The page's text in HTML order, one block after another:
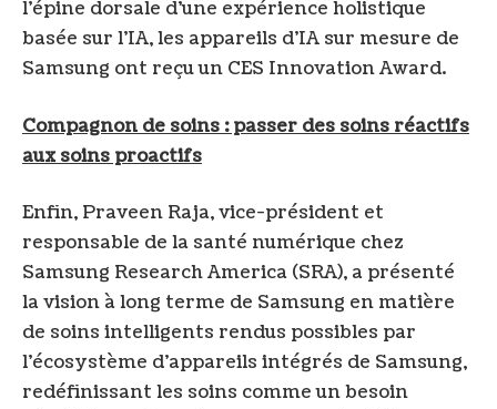
l’épine dorsale d’une expérience holistique
basée sur l’IA, les appareils d’IA sur mesure de
Samsung ont reçu un CES Innovation Award.
Compagnon de soins : passer des soins réactifs
aux soins proactifs
Enfin, Praveen Raja, vice-président et
responsable de la santé numérique chez
Samsung Research America (SRA), a présenté
la vision à long terme de Samsung en matière
de soins intelligents rendus possibles par
l’écosystème d’appareils intégrés de Samsung,
redéfinissant les soins comme un besoin